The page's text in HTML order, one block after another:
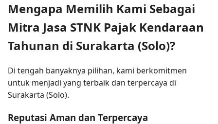
Mengapa Memilih Kami Sebagai
Mitra Jasa STNK Pajak Kendaraan
Tahunan di Surakarta (Solo)?
Di tengah banyaknya pilihan, kami berkomitmen
untuk menjadi yang terbaik dan terpercaya di
Surakarta (Solo).
Reputasi Aman dan Terpercaya